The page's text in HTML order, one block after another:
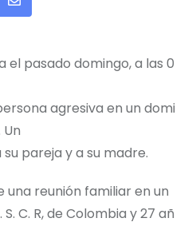
Share
Email
el pasado domingo, a las 0
agresiva en un domi
pareja y a su madre.
una reunión familiar en un
C. R, de Colombia y 27 añ